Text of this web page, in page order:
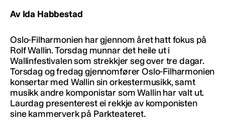
Av Ida Habbestad
Oslo-Filharmonien har gjennom året hatt fokus på
Rolf Wallin. Torsdag munnar det heile ut i
Wallinfestivalen som strekkjer seg over tre dagar.
Torsdag og fredag gjennomfører Oslo-Filharmonien
konsertar med Wallin sin orkestermusikk, samt
musikk andre komponistar som Wallin har valt ut.
Laurdag presenterest ei rekkje av komponisten
sine kammerverk på Parkteateret.